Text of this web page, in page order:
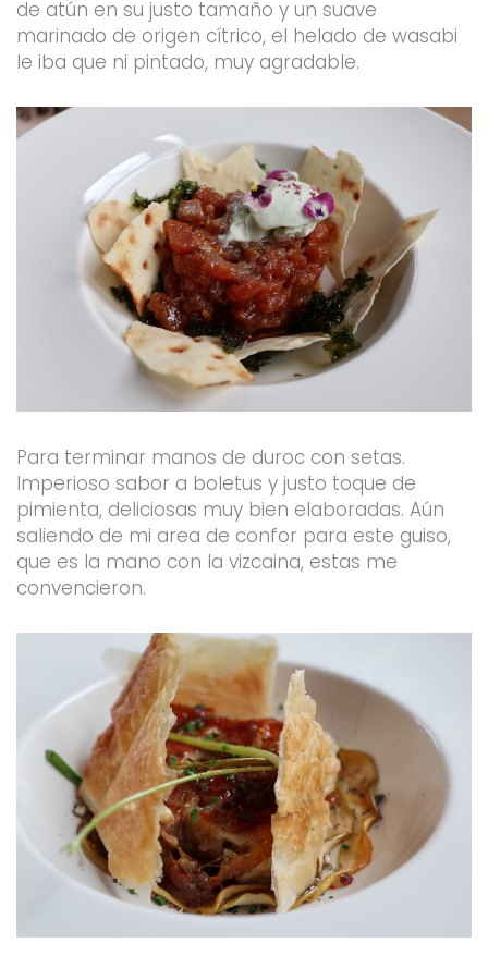
de atún en su justo tamaño y un suave
marinado de origen cítrico, el helado de wasabi
le iba que ni pintado, muy agradable.
Para terminar manos de duroc con setas.
Imperioso sabor a boletus y justo toque de
pimienta, deliciosas muy bien elaboradas. Aún
saliendo de mi area de confor para este guiso,
que es la mano con la vizcaina, estas me
convencieron.